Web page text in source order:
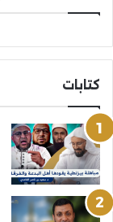
كتابات